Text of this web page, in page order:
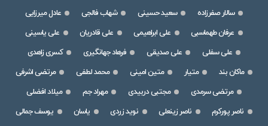
سالار صفرزاده
سعید حسینی شهاب فالجی
عادل میرزایی
عرفان طهماسبی
علی ابراهیمی علی قادریان
علی یاسینی
علی سفلی
علی صدیقی فرهاد جهانگیری
کسری زاهدی
ماکان بند
متیار متین امینی محمد لطفی
مرتضی اشرفی
مرتضی سرمدی
مجتبی دربیدی مهراد جم
میلاد افضلی
ناصر پورکرم
ناصر زینعلی نوید زردی یاسان
یوسف جمالی